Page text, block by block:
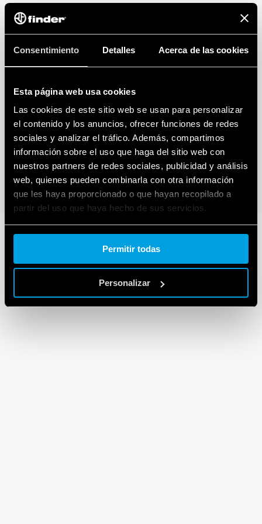
Consentimiento Detalles Acerca de las cookies
Esta página web usa cookies
Las cookies de este sitio web se usan para personalizar
el contenido y los anuncios, ofrecer funciones de redes
sociales y analizar el tráfico. Además, compartimos
información sobre el uso que haga del sitio web con
nuestros partners de redes sociales, publicidad y análisis
web, quienes pueden combinarla con otra información
que les haya proporcionado o que hayan recopilado a
partir del uso que haya hecho de sus servicios.
Cookie policy.
Permitir todas
Personalizar